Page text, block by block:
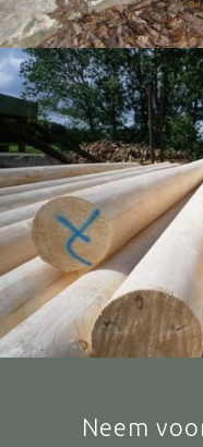
Neem